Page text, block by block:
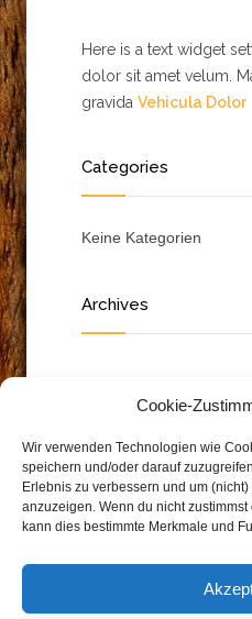
Cookie-
Wir verwenden Technologien wie
speichern und/oder darauf
Erlebnis zu verbessern und um
anzuzeigen. Wenn du nicht
kann dies bestimmte Merkmale und
Here is a text widget
dolor sit amet velum.
gravida Vehicula Dolor
Categories
Keine Kategorien
Archives